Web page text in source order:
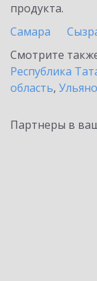
продукта.
Самара
Смотрите
Республика
область,
Партнеры в